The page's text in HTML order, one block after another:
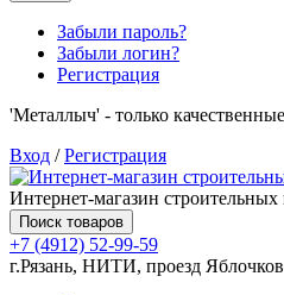
Забыли пароль?
Забыли логин?
Регистрация
'Металлыч' - только
Вход /Регистрация
Интернет-магазин строительных
Поиск товаров
+7 (4912) 52-99-59
г.Рязань, НИТИ, проезд